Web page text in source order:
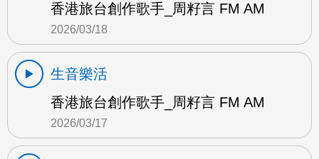
香港旅台創作歌手_周籽言 FM AM
2026/03/18
生音樂活
香港旅台創作歌手_周籽言 FM AM
2026/03/17